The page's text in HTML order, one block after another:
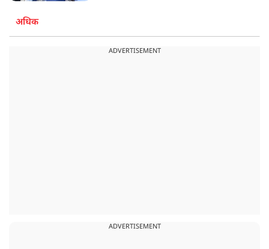
अधिक
ADVERTISEMENT
ADVERTISEMENT